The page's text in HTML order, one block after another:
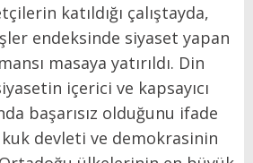
katıldığı çalıştayda,
endeksinde siyaset yapan
masaya yatırıldı. Din
içerici ve kapsayıcı
başarısız olduğunu ifade
devleti ve demokrasinin